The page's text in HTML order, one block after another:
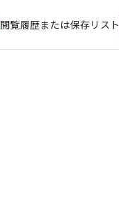
閲覧履歴または保存リスト